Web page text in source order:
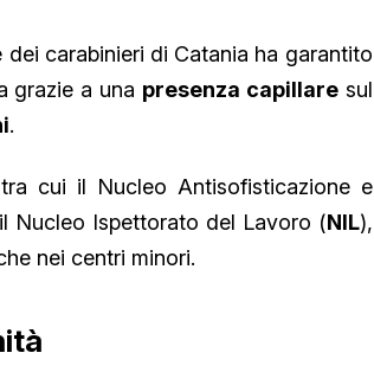
carabinieri di Catania ha garantito
grazie a una presenza capillaresul
.
cui il Nucleo Antisofisticazione e
Nucleo Ispettorato del Lavoro (NIL),
nei centri minori.